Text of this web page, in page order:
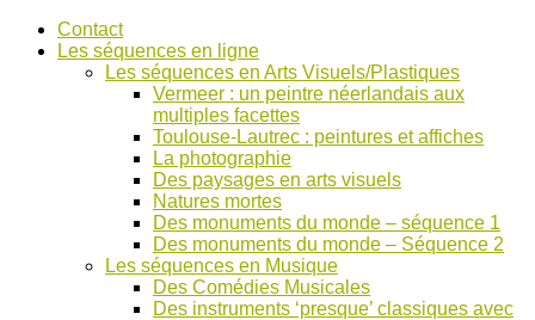
AccéderContact
Les séquences en ligne
Les séquences en Arts Visuels/Plastiques
Vermeer : un peintre néerlandais aux
multiples facettes
Toulouse-Lautrec : peintures et affiches
La photographie
Des paysages en arts visuels
Natures mortes
Des monuments du monde – séquence 1
Des monuments du monde – Séquence 2
Les séquences en Musique
Des Comédies Musicales
Des instruments ‘presque’ classiques avec